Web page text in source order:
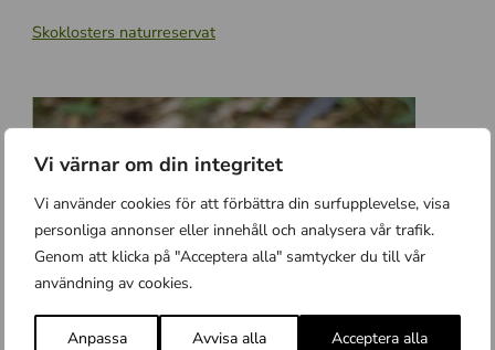
Vi värnar om din integritet
Vi använder cookies för att förbättra din surfupplevelse, visa
personliga annonser eller innehåll och analysera vår trafik.
Genom att klicka på "Acceptera alla" samtycker du till vår
användning av cookies.
Anpassa Avvisa alla Acceptera alla
Skoklosters naturreservat